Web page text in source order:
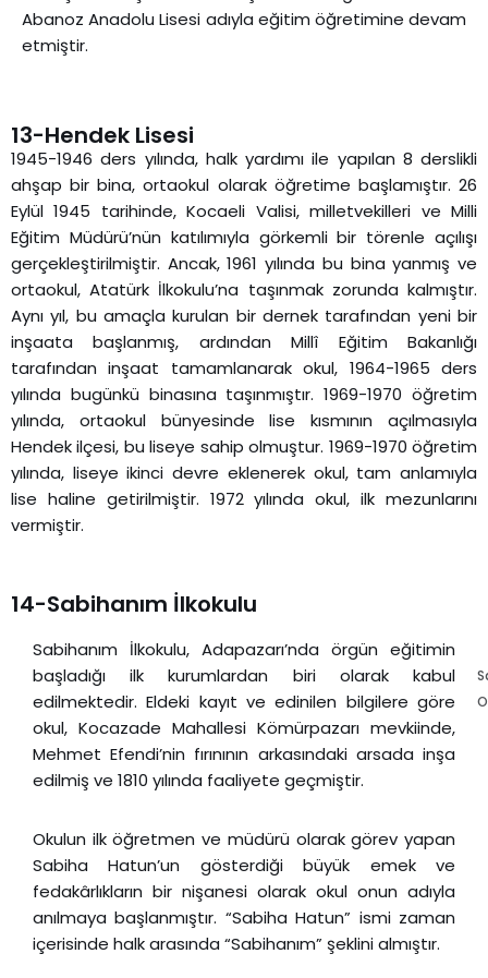
Abanoz Anadolu Lisesi adıyla eğitim öğretimine devam
etmiştir.
13-Hendek Lisesi
1945-1946 ders yılında, halk yardımı ile yapılan 8 derslikli
ahşap bir bina, ortaokul olarak öğretime başlamıştır. 26
Eylül 1945 tarihinde, Kocaeli Valisi, milletvekilleri ve Milli
Eğitim Müdürü’nün katılımıyla görkemli bir törenle açılışı
gerçekleştirilmiştir. Ancak, 1961 yılında bu bina yanmış ve
ortaokul, Atatürk İlkokulu’na taşınmak zorunda kalmıştır.
Aynı yıl, bu amaçla kurulan bir dernek tarafından yeni bir
inşaata başlanmış, ardından Millî Eğitim Bakanlığı
tarafından inşaat tamamlanarak okul, 1964-1965 ders
yılında bugünkü binasına taşınmıştır. 1969-1970 öğretim
yılında, ortaokul bünyesinde lise kısmının açılmasıyla
Hendek ilçesi, bu liseye sahip olmuştur. 1969-1970 öğretim
yılında, liseye ikinci devre eklenerek okul, tam anlamıyla
lise haline getirilmiştir. 1972 yılında okul, ilk mezunlarını
vermiştir.
14-Sabihanım İlkokulu
Sabihanım İlkokulu, Adapazarı’nda örgün eğitimin
başladığı ilk kurumlardan biri olarak kabul
edilmektedir. Eldeki kayıt ve edinilen bilgilere göre
okul, Kocazade Mahallesi Kömürpazarı mevkiinde,
Mehmet Efendi’nin fırınının arkasındaki arsada inşa
edilmiş ve 1810 yılında faaliyete geçmiştir.
Okulun ilk öğretmen ve müdürü olarak görev yapan
Sabiha Hatun’un gösterdiği büyük emek ve
fedakârlıkların bir nişanesi olarak okul onun adıyla
anılmaya başlanmıştır. “Sabiha Hatun” ismi zaman
içerisinde halk arasında “Sabihanım” şeklini almıştır.